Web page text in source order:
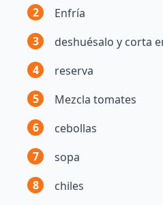
2
Enfría
3
deshuésalo y corta
4
reserva
5
Mezcla tomates
6
cebollas
7
sopa
8
chiles